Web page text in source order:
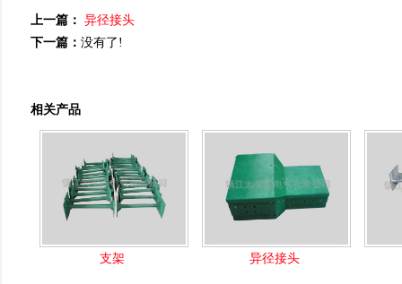
上一篇： 异径接头
下一篇： 没有了!
相关产品
支架 异径接头